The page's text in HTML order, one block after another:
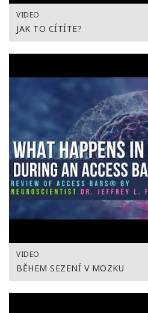
VIDEO
JAK TO CÍTÍTE?
VIDEO
BĚHEM SEZENÍ V MOZKU